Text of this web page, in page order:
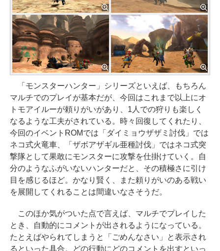
「モンスターハンター」シリーズといえば、もちろん
マルチでのプレイが基本だが、今回はこれまで以上にオ
トモアイルーが頼りがいがあり、1人での狩りも楽しく
なるような工夫がされている。時々回復してくれたり、
今回のイベントROMでは「ダイミョウザザミ討伐」では
ネコ式火竜車、「ザボアザギル亜種討伐」ではネコ式突
撃隊として果敢にモンスターに攻撃を仕掛けていく。自
分のようなふがいないハンターだと、その積極さに引け
目を感じるほど。かなり賢く、また頼りがいのある戦い
を展開してくれることは間違いなさそうだ。
このほか気がついた点で言えば、マルチでプレイした
とき、自動的にコメントが出されるようになっている。
たとえばやられてしまうと「ごめんなさい」と表示され
るといった具合。どの行動にどのコメントを出すといっ